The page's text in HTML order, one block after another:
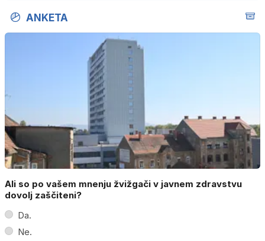
ANKETA
Ali so po vašem mnenju žvižgači v javnem zdravstvu
dovolj zaščiteni?
Da.
Ne.